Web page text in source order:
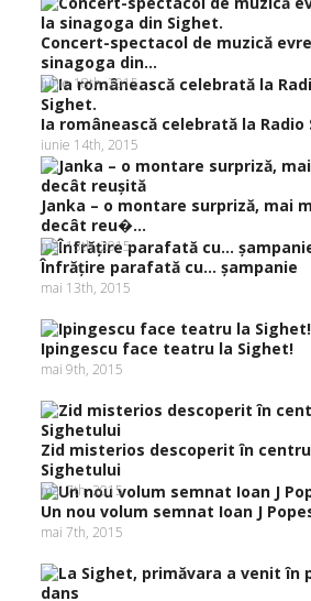
Concert-spectacol de muzică
sinagoga din...
iunie 18th, 2015
Ia românească celebrată la Radio
iunie 14th, 2015
Janka – o montare surpriză, mai
decât reu�...
mai 13th, 2015
Înfrăţire parafată cu… şampanie
mai 13th, 2015
Ipingescu face teatru la Sighet!
mai 9th, 2015
Zid misterios descoperit în
Sighetului
mai 7th, 2015
Un nou volum semnat Ioan J
mai 7th, 2015